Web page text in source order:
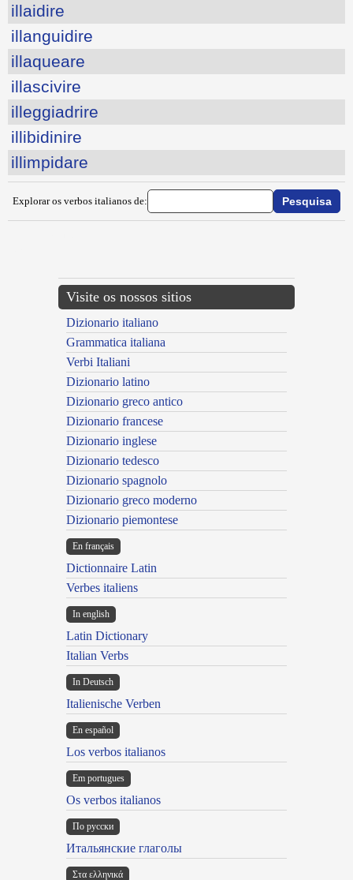
illaidire
illanguidire
illaqueare
illascivire
illeggiadrire
illibidinire
illimpidare
Explorar os verbos italianos de:
Visite os nossos sitios
Dizionario italiano
Grammatica italiana
Verbi Italiani
Dizionario latino
Dizionario greco antico
Dizionario francese
Dizionario inglese
Dizionario tedesco
Dizionario spagnolo
Dizionario greco moderno
Dizionario piemontese
En français
Dictionnaire Latin
Verbes italiens
In english
Latin Dictionary
Italian Verbs
In Deutsch
Italienische Verben
En español
Los verbos italianos
Em portugues
Os verbos italianos
По русски
Итальянские глаголы
Στα ελληνικά